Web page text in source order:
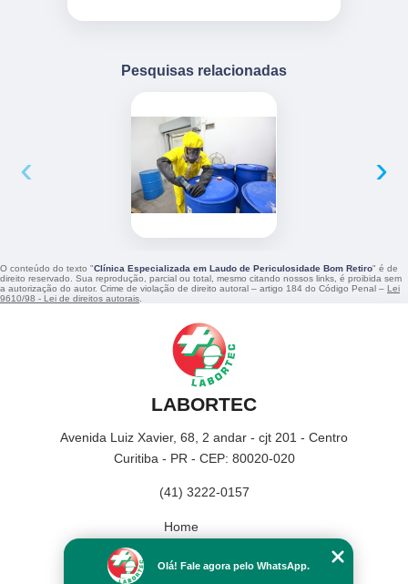
Pesquisas relacionadas
‹ ›
O conteúdo do texto "Clínica Especializada em Laudo de Periculosidade Bom Retiro" é de
direito reservado. Sua reprodução, parcial ou total, mesmo citando nossos links, é proibida sem
a autorização do autor. Crime de violação de direito autoral – artigo 184 do Código Penal – Lei
9610/98 - Lei de direitos autorais
LABORTEC
Avenida Luiz Xavier, 68, 2 andar - cjt 201 - Centro
Curitiba - PR - CEP: 80020-020
(41) 3222-0157
Home
Missão
Olá! Fale agora pelo WhatsApp.